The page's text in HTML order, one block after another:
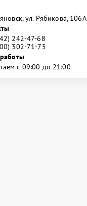
ул. Рябикова, 106А
242-47-68
302-71-75
с 09:00 до 21:00